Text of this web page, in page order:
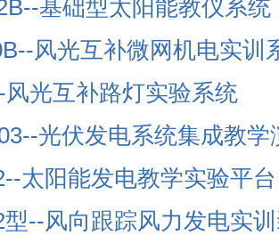
基础型太阳能教仪系统
风光互补微网机电实训
风光互补路灯实验系统
光伏发电系统集成教学
太阳能发电教学实验平台
型--风向跟踪风力发电实